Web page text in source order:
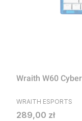
Wraith W60
PRODUCENT
WRAITH ESPORTS
Cena
289,00 zł